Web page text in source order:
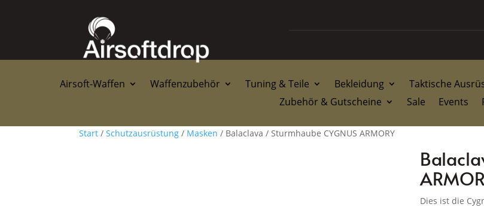
Airsoft-Waffen Waffenzubehör Tuning & Teile Bekleidung Taktische
Zubehör & Gutscheine
Sale Events
Start / Schutzausrüstung / Masken / Balaclava / Sturmhaube CYGNUS ARMORY
Dies ist die